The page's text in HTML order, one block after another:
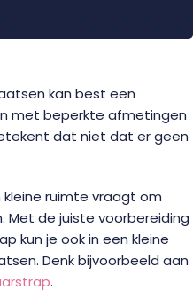
kan best een
met beperkte afmetingen
dat niet dat er geen
ruimte vraagt om
Met de juiste voorbereiding
kun je ook in een kleine
Denk bijvoorbeeld aan
.